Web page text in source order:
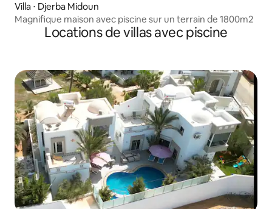
Villa ⋅ Djerba Midoun
Magnifique maison avec piscine sur un terrain de 1800m2
Locations de villas avec piscine